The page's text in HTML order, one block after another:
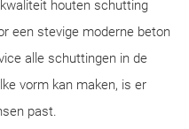
houten schutting
een stevige moderne beton
alle schuttingen in de
vorm kan maken, is er
past.